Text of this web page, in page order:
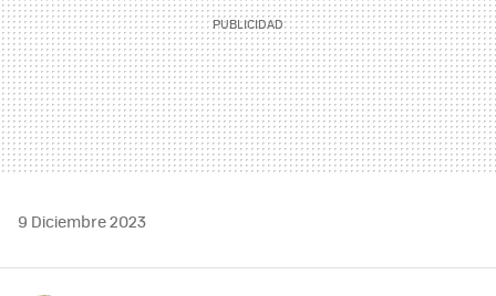
9 Diciembre 2023